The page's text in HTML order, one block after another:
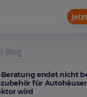
Blog
endet nicht
für
wird